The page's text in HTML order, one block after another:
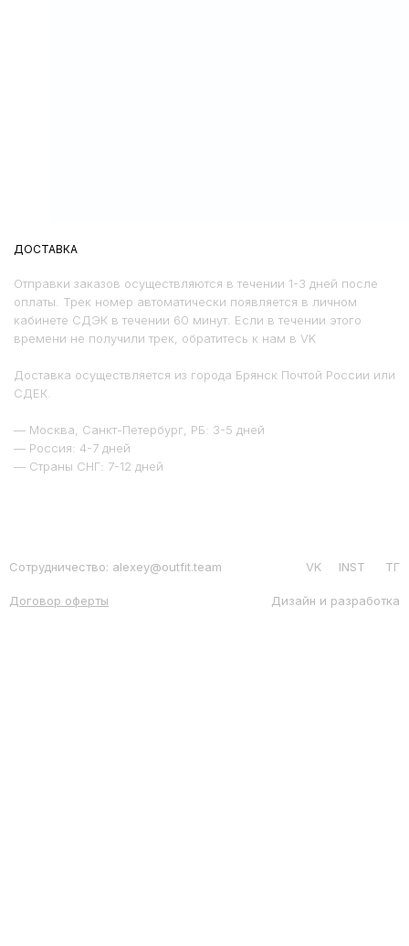
ДОСТАВКА
Отправки заказов осуществляются в течении 1-3 дней после
оплаты. Трек номер автоматически появляется в личном
кабинете СДЭК в течении 60 минут. Если в течении этого
времени не получили трек, обратитесь к нам в VK
Доставка осуществляется из города Брянск Почтой России или
СДЕК.
— Москва, Санкт-Петербург, РБ: 3-5 дней
— Россия: 4-7 дней
— Страны СНГ: 7-12 дней
VK INST ТГ
Сотрудничество: alexey@outfit.team
Договор оферты Дизайн и разработка